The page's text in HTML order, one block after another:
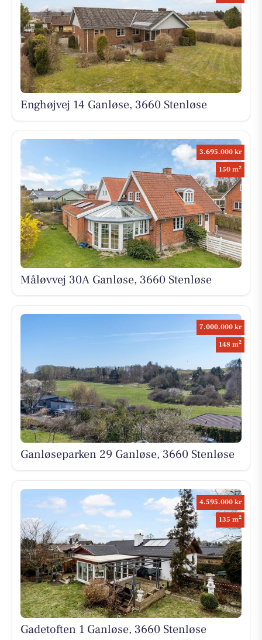
Enghøjvej 14 Ganløse, 3660 Stenløse
3.695.000 kr
150 m2
Måløvvej 30A Ganløse, 3660 Stenløse
7.000.000 kr
148 m2
Ganløseparken 29 Ganløse, 3660 Stenløse
4.595.000 kr
135 m2
Gadetoften 1 Ganløse, 3660 Stenløse